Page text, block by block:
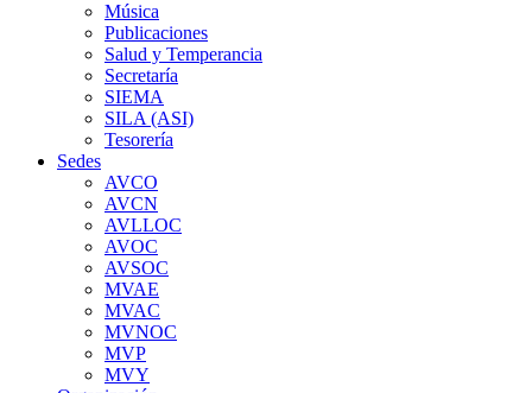
Música
Publicaciones
Salud y Temperancia
Secretaría
SIEMA
SILA (ASI)
Tesorería
Sedes
AVCO
AVCN
AVLLOC
AVOC
AVSOC
MVAE
MVAC
MVNOC
MVP
MVY